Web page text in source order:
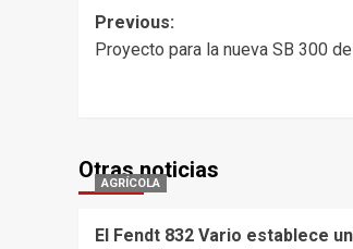
Post
navigation
Previous:
Proyecto para la nueva SB 300 de
Otras noticias
AGRÍCOLA
El Fendt 832 Vario establece un